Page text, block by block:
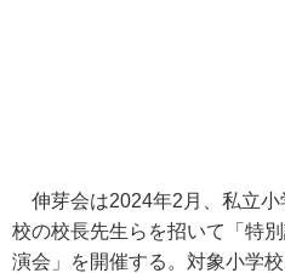
伸芽会は2024年2月、私立小
校の校長先生らを招いて「特
演会」を開催する。対象小学